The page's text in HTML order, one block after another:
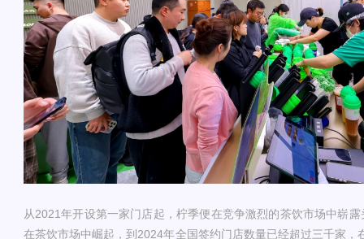
从2021年开设第一家门店起，柠季便在竞争激烈的茶饮市场中崭
在茶饮市场中崛起，到2024年全国签约门店数量已经超过三千家，